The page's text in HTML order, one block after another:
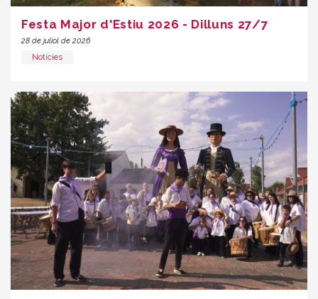
Festa Major d'Estiu 2026 - Dilluns 27/7
28 de juliol de 2026
Notícies